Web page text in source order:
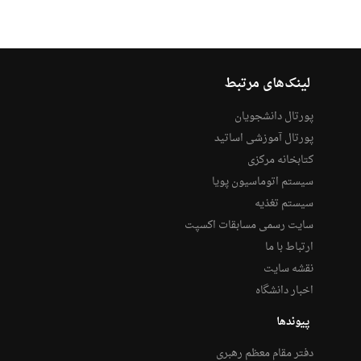
لینک‌های مرتبط
پورتال دانشجویان
پورتال آموزشی اساتید
کتابخانه مرکزی
سیستم اتوماسیون پویا
سیستم تغذیه
سایت رسمی مسابقات اکسپت
ارتباط با ما
نقشه سایت
اخبار دانشگاه
پیوندها
دفتر مقام معظم رهبری